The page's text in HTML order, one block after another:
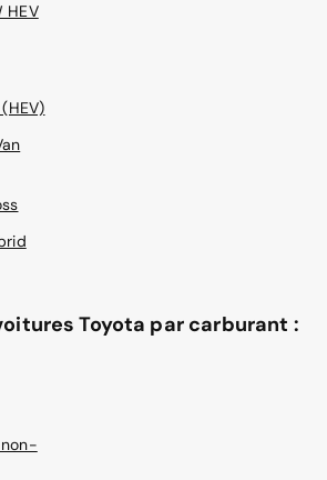
HEV
Toyota par carburant :